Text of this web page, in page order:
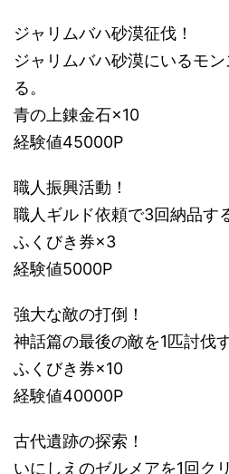
ジャリムバハ砂漠征伐！
ジャリムバハ砂漠にいるモ
る。
青の上錬金石×10
経験値45000P
職人振興活動！
職人ギルド依頼で3回納品す
ふくびき券×3
経験値5000P
強大な敵の打倒！
神話篇の最後の敵を1匹討伐す
ふくびき券×10
経験値40000P
古代遺跡の探索！
いにしえのゼルメアを1回ク